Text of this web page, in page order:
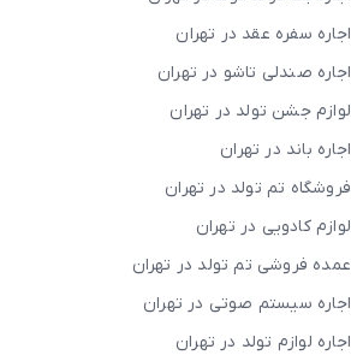
اجاره سفره عقد در تهران
اجاره صندلی تاشو در تهران
لوازم جشن تولد در تهران
اجاره باند در تهران
فروشگاه تم تولد در تهران
لوازم کادویی در تهران
عمده فروشی تم تولد در تهران
اجاره سیستم صوتی در تهران
اجاره لوازم تولد در تهران